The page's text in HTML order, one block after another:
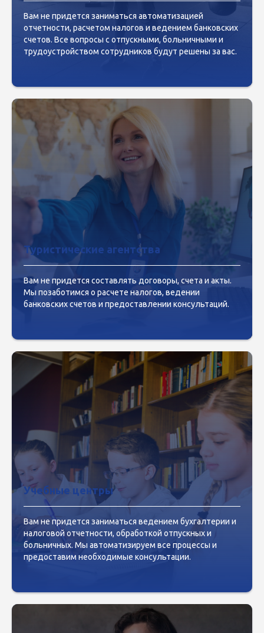
Вам не придется заниматься автоматизацией
отчетности, расчетом налогов и ведением банковских
счетов. Все вопросы с отпускными, больничными и
трудоустройством сотрудников будут решены за вас.
Туристические агентства
Вам не придется составлять договоры, счета и акты.
Мы позаботимся о расчете налогов, ведении
банковских счетов и предоставлении консультаций.
Учебные центры
Вам не придется заниматься ведением бухгалтерии и
налоговой отчетности, обработкой отпускных и
больничных. Мы автоматизируем все процессы и
предоставим необходимые консультации.